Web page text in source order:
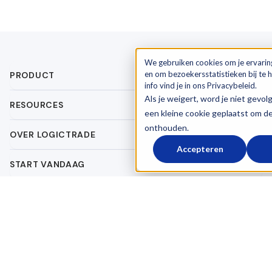
We gebruiken cookies om je
en om bezoekersstatistieken bij te
info vind je in ons Privacybeleid.
Als je weigert, word je niet
een kleine cookie geplaatst om
onthouden.
Accepteren
PRODUCT
RESOURCES
OVER LOGICTRADE
START VANDAAG